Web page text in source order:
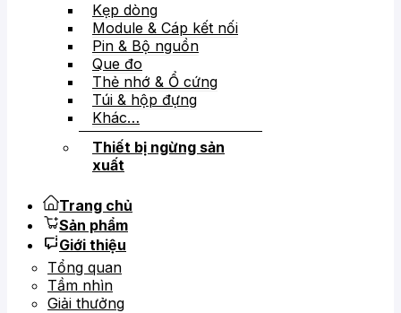
Kẹp dòng
Module & Cáp kết nối
Pin & Bộ nguồn
Que đo
Thẻ nhớ & Ổ cứng
Túi & hộp đựng
Khác…
Thiết bị ngừng sản
xuất
Trang chủ
Sản phẩm
Giới thiệu
Tổng quan
Tầm nhìn
Giải thưởng